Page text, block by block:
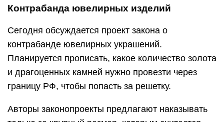
Контрабанда ювелирных изделий
Сегодня обсуждается проект закона о
контрабанде ювелирных украшений.
Планируется прописать, какое количество золота
и драгоценных камней нужно провезти через
границу РФ, чтобы попасть за решетку.
Авторы законопроекты предлагают наказывать